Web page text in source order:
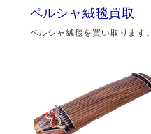
ペルシャ絨毯買取
ペルシャ絨毯を買い取ります。